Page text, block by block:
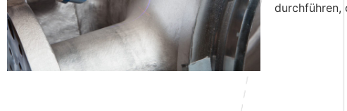
durchführen,